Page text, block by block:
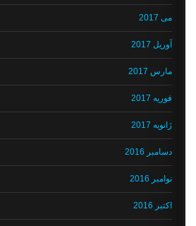
می 2017
آوریل 2017
مارس 2017
فوریه 2017
ژانویه 2017
دسامبر 2016
نوامبر 2016
اکتبر 2016